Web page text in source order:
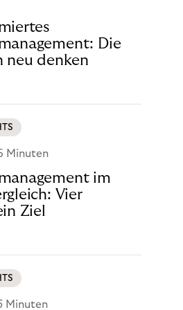
Die
neu denken
Minuten
im
Vier
Ziel
Minuten